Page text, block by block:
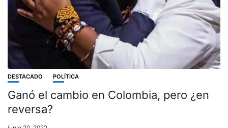
DESTACADO POLÍTICA
Ganó el cambio en Colombia, pero ¿en
reversa?